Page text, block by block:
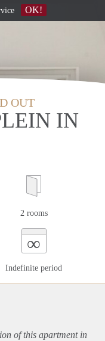
OUT
IN
2 rooms
∞
Indefinite period
of this apartmentin
OK!